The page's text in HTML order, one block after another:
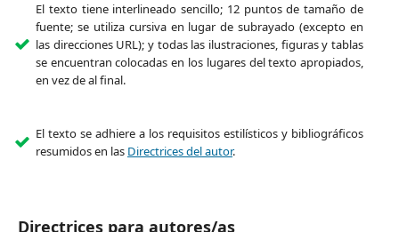
El texto tiene interlineado sencillo; 12 puntos de tamaño de
fuente; se utiliza cursiva en lugar de subrayado (excepto en
las direcciones URL); y todas las ilustraciones, figuras y tablas
se encuentran colocadas en los lugares del texto apropiados,
en vez de al final.
El texto se adhiere a los requisitos estilísticos y bibliográficos
resumidos en las Directrices del autor.
Directrices para autores/as